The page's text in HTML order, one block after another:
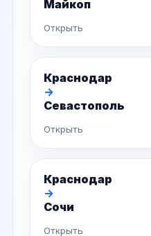
Майкоп
Открыть
Краснодар
→
Севастополь
Открыть
Краснодар
→
Сочи
Открыть